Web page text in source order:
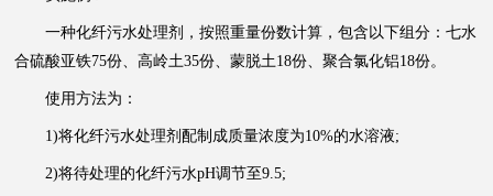
一种化纤污水处理剂，按照重量份数计算，包含以下组分：七水
合硫酸亚铁75份、高岭土35份、蒙脱土18份、聚合氯化铝18份。
使用方法为：
1)将化纤污水处理剂配制成质量浓度为10%的水溶液;
2)将待处理的化纤污水pH调节至9.5;